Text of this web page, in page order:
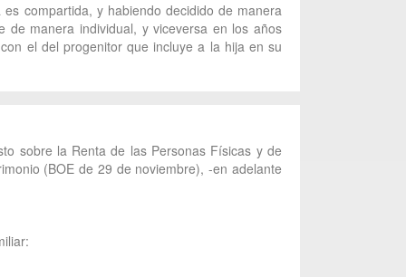
compartida, y habiendo decidido de manera
manera individual, y viceversa en los años
el del progenitor que incluye a la hija en su
sobre la Renta de las Personas Físicas y de
(BOE de 29 de noviembre), -en adelante